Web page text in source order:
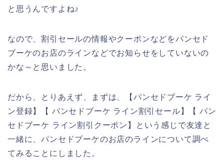
と思うんですよね♪
なので、割引セールの情報やクーポンなどをパンセド
ブーケのお店のラインなどでお知らせをしていないの
かな～と思いました。
だから、とりあえず、まずは、【パンセドブーケ ライ
ン登録】【 パンセドブーケ ライン割引セール】【 パン
セドブーケ ライン割引クーポン】という感じで友達と
一緒に、パンセドブーケのお店のラインについて調べ
てみることにしました。